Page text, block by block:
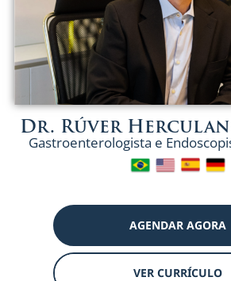
Dr. Rúver
Gastroenterologista e
AGENDAR AGORA
VER CURRÍCULO